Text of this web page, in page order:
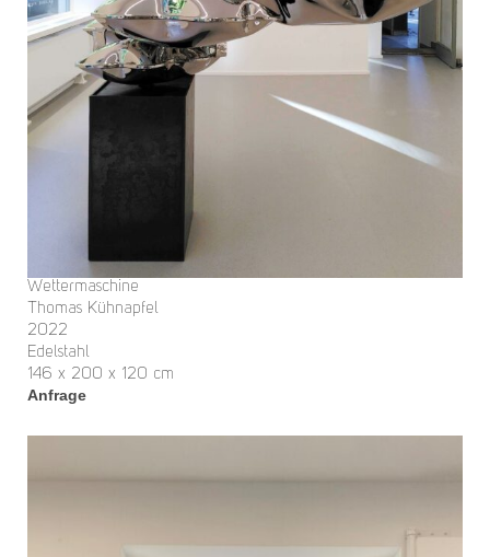
Wettermaschine
Thomas Kühnapfel
2022
Edelstahl
146 x 200 x 120 cm
Anfrage